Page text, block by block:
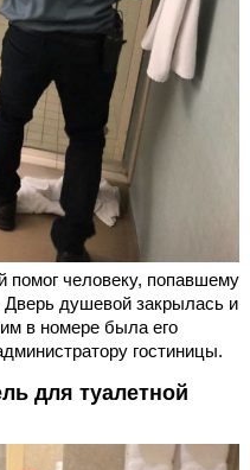
помог человеку, попавшему
душевой закрылась и
в номере была его
гостиницы.
для туалетной